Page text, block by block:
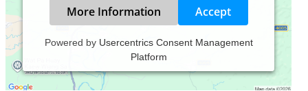
More Information Accept
Powered by Usercentrics Consent Management
Platform
Leistungsspektrum:
Psychologische Beratung